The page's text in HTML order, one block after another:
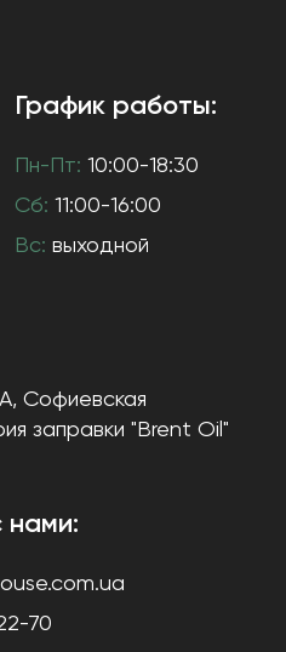
График работы:
Пн-Пт: 10:00-18:30
Сб: 11:00-16:00
Вс: выходной
Софиевская
заправки "Brent Oil"
нами:
70